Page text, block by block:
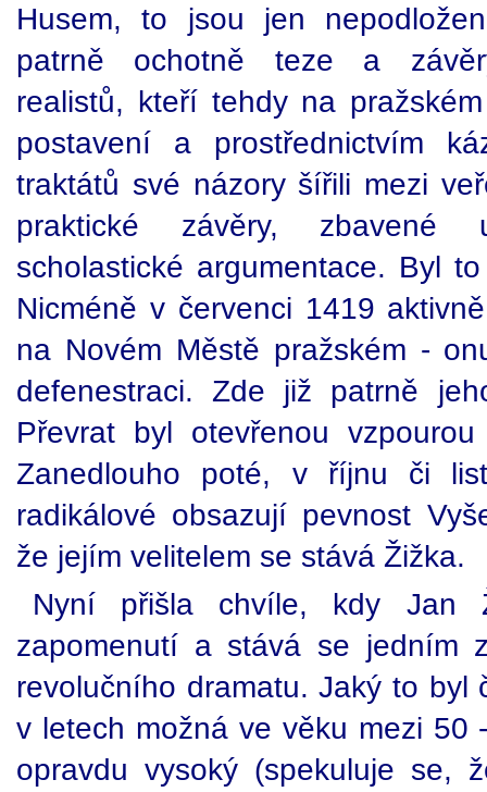
Husem, to jsou jen
patrně ochotně teze a
realistů, kteří tehdy na
postavení a prostřednictvím
traktátů své názory šířili mezi
praktické závěry, zbavené
scholastické argumentace. Byl
Nicméně v červenci 1419
na Novém Městě pražském -
defenestraci. Zde již patrně
Převrat byl otevřenou
Zanedlouho poté, v říjnu či
radikálové obsazují pevnost
že jejím velitelem se stává Žižka.
Nyní přišla chvíle, kdy Jan
zapomenutí a stává se jedním
revolučního dramatu. Jaký to byl
v letech možná ve věku mezi 50
opravdu vysoký (spekuluje se,